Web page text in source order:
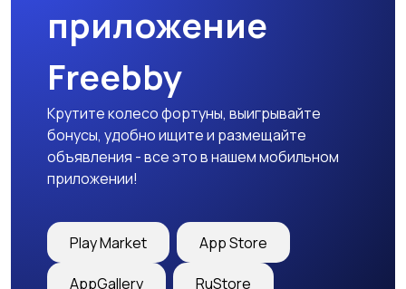
приложение
Freebby
Крутите колесо фортуны, выигрывайте
бонусы, удобно ищите и размещайте
объявления - все это в нашем мобильном
приложении!
Play Market App Store
AppGallery RuStore